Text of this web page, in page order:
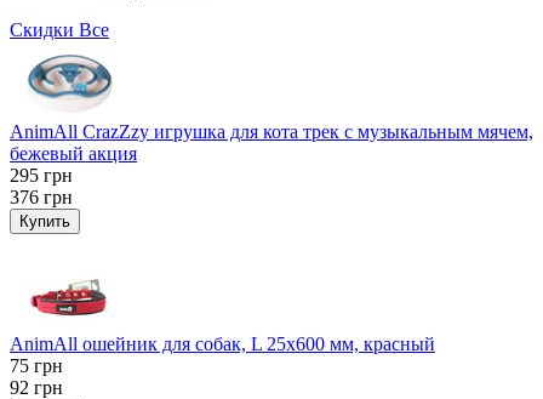
Скидки Все
AnimAll CrazZzy игрушка для кота трек с музыкальным мячем,
бежевый акция
295 грн
376 грн
Купить
AnimAll ошейник для собак, L 25x600 мм, красный
75 грн
92 грн